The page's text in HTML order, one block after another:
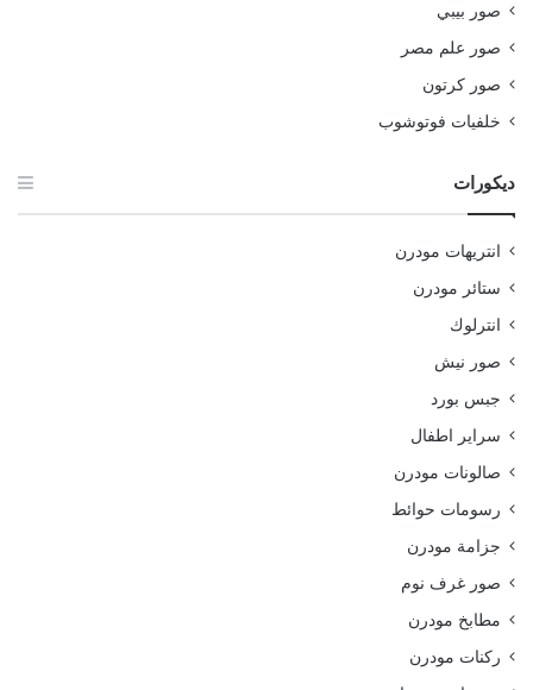
صور بيبي
صور علم مصر
صور كرتون
خلفيات فوتوشوب
ديكورات
انتريهات مودرن
ستائر مودرن
انترلوك
صور نيش
جبس بورد
سراير اطفال
صالونات مودرن
رسومات حوائط
جزامة مودرن
صور غرف نوم
مطابخ مودرن
ركنات مودرن